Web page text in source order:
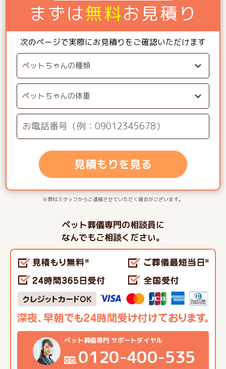
まずは無料お見積り
次のページで実際にお見積りをご確認いただけます
見積もりを見る
※弊社スタッフからご連絡させていただく場合がございます。
ペット葬儀専門の相談員に
なんでもご相談ください。
ペット葬儀専門 サポートダイヤル
0120-400-535